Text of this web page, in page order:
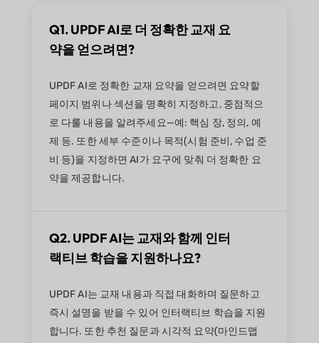
Q1. UPDF AI로 더 정확한 교재 요
약을 얻으려면?
UPDF AI로 정확한 교재 요약을 얻으려면 요약할
페이지 범위나 섹션을 명확히 지정하고, 중점적으
로 다룰 내용을 알려주세요—예: 핵심 장, 정의, 예
제 등. 또한 세부 수준이나 목적(시험 준비, 수업 준
비 등)을 지정하면 AI가 요구에 맞춰 더 정확한 요
약을 제공합니다.
Q2. UPDF AI는 교재와 함께 인터
랙티브 학습을 지원하나요?
UPDF AI는 교재 내용과 직접 대화하며 질문하고
즉시 설명을 받을 수 있어 인터랙티브 학습을 지원
합니다. 또한 추천 질문과 시각적 요약(마인드맵